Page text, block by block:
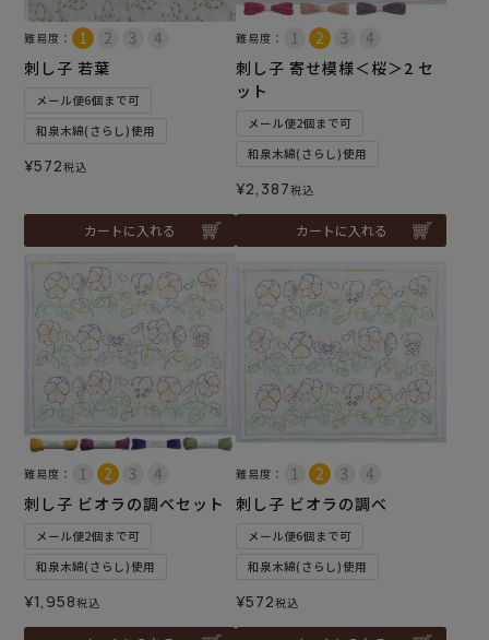
難易度：
刺し子 若葉
メール便6個まで可
和泉木綿(さらし)使用
¥572税込
カートに入れる
難易度：
刺し子 寄せ模様＜桜＞2 セ
ット
メール便2個まで可
和泉木綿(さらし)使用
¥2,387税込
カートに入れる
難易度：
刺し子 ビオラの調べセット
メール便2個まで可
和泉木綿(さらし)使用
¥1,958税込
難易度：
刺し子 ビオラの調べ
メール便6個まで可
和泉木綿(さらし)使用
¥572税込